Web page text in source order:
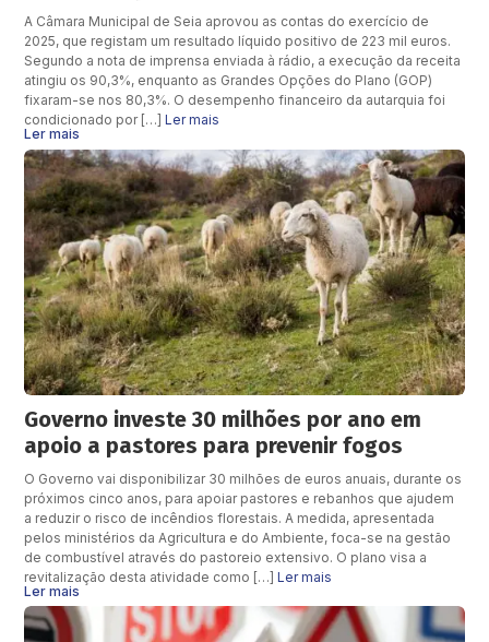
A Câmara Municipal de Seia aprovou as contas do exercício de
2025, que registam um resultado líquido positivo de 223 mil euros.
Segundo a nota de imprensa enviada à rádio, a execução da receita
atingiu os 90,3%, enquanto as Grandes Opções do Plano (GOP)
fixaram-se nos 80,3%. O desempenho financeiro da autarquia foi
condicionado por […]Ler mais
Ler mais
Governo investe 30 milhões por ano em
apoio a pastores para prevenir fogos
O Governo vai disponibilizar 30 milhões de euros anuais, durante os
próximos cinco anos, para apoiar pastores e rebanhos que ajudem
a reduzir o risco de incêndios florestais. A medida, apresentada
pelos ministérios da Agricultura e do Ambiente, foca-se na gestão
de combustível através do pastoreio extensivo. O plano visa a
revitalização desta atividade como […]Ler mais
Ler mais